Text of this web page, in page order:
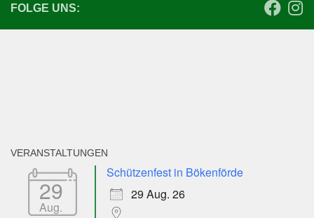
FOLGE UNS:
VERANSTALTUNGEN
29
Aug.
Schützenfest in Bökenförde
29 Aug. 26